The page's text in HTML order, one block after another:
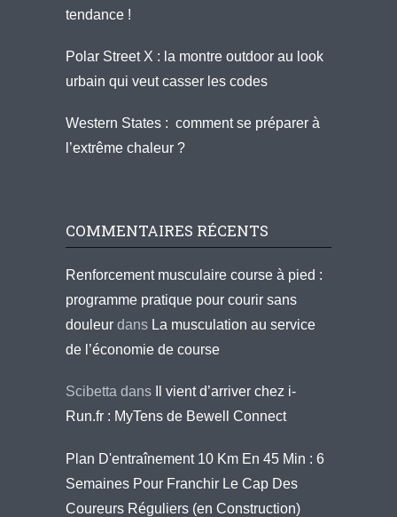
tendance !
Polar Street X : la montre outdoor au look
urbain qui veut casser les codes
Western States : comment se préparer à
l’extrême chaleur ?
COMMENTAIRES RÉCENTS
Renforcement musculaire course à pied :
programme pratique pour courir sans
douleur dans La musculation au service
de l’économie de course
Scibetta dans
Il vient d’arriver chez i-
Run.fr : MyTens de Bewell Connect
Plan D'entraînement 10 Km En 45 Min : 6
Semaines Pour Franchir Le Cap Des
Coureurs Réguliers (en Construction)